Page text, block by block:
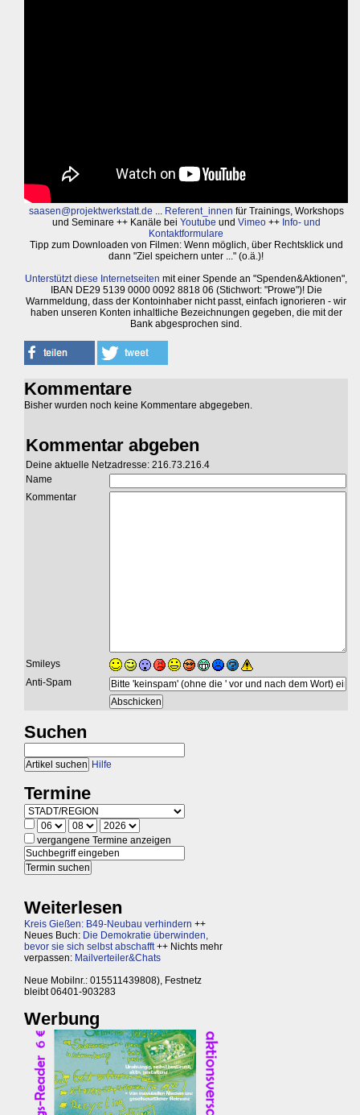
saasen@projektwerkstatt.de ... Referent_innen für Trainings, Workshops
und Seminare ++ Kanäle bei Youtube und Vimeo++ Info- und
Kontaktformulare
Tipp zum Downloaden von Filmen: Wenn möglich, über Rechtsklick und
dann "Ziel speichern unter ..." (o.ä.)!
Unterstützt diese Internetseiten mit einer Spende an "Spenden&Aktionen",
IBAN DE29 5139 0000 0092 8818 06 (Stichwort: "Prowe")! Die
Warnmeldung, dass der Kontoinhaber nicht passt, einfach ignorieren - wir
haben unseren Konten inhaltliche Bezeichnungen gegeben, die mit der
Bank abgesprochen sind.
Kommentare
Bisher wurden noch keine Kommentare abgegeben.
Kommentar abgeben
Deine aktuelle Netzadresse: 216.73.216.4
Name
Kommentar
Smileys
Anti-Spam
Suchen
Hilfe
Termine
vergangene Termine anzeigen
Weiterlesen
Kreis Gießen: B49-Neubau verhindern ++
Neues Buch: Die Demokratie überwinden,
bevor sie sich selbst abschafft++ Nichts mehr
verpassen: Mailverteiler&Chats
Neue Mobilnr.: 015511439808), Festnetz
bleibt 06401-903283
Werbung